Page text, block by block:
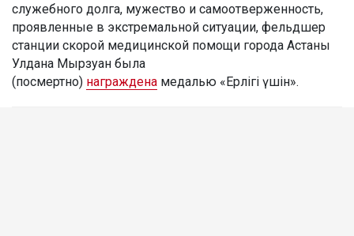
служебного долга, мужество и самоотверженность,
проявленные в экстремальной ситуации, фельдшер
станции скорой медицинской помощи города Астаны
Улдана Мырзуан была
(посмертно) награждена медалью «Ерлігі үшін».